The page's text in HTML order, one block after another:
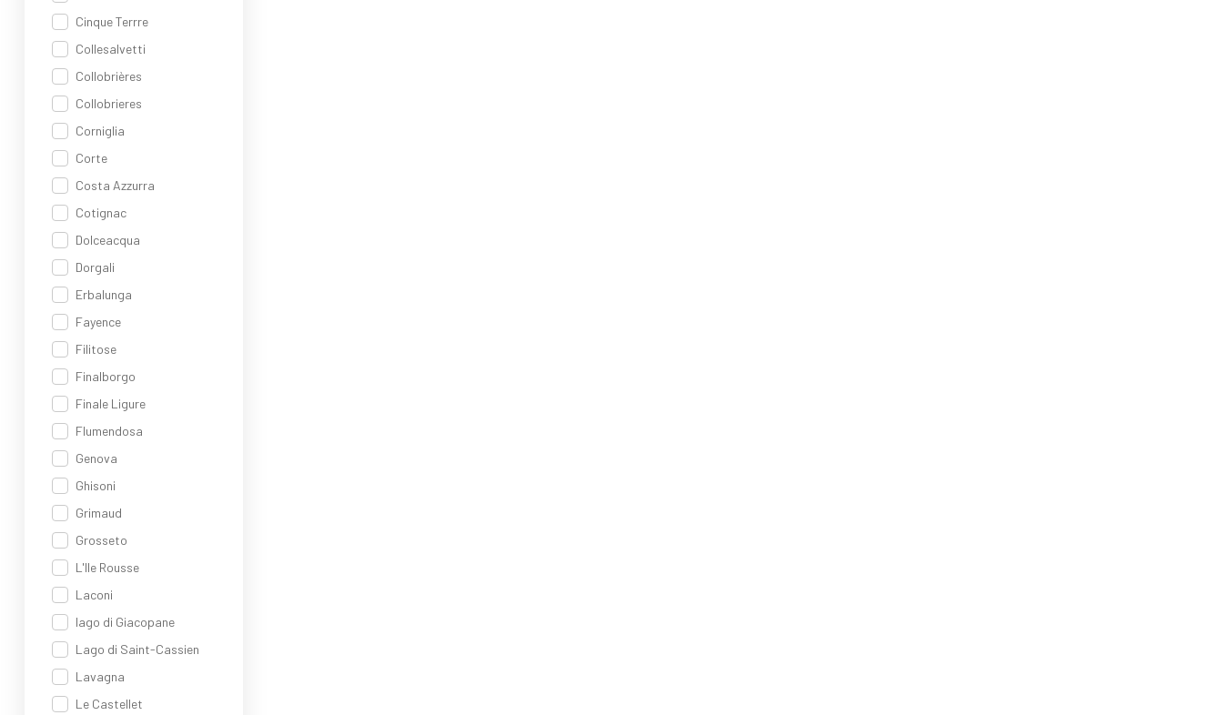
Cinque Terrre
Collesalvetti
Collobrières
Collobrieres
Corniglia
Corte
Costa Azzurra
Cotignac
Dolceacqua
Dorgali
Erbalunga
Fayence
Filitose
Finalborgo
Finale Ligure
Flumendosa
Genova
Ghisoni
Grimaud
Grosseto
L'Ile Rousse
Laconi
lago di Giacopane
Lago di Saint-Cassien
Lavagna
Le Castellet